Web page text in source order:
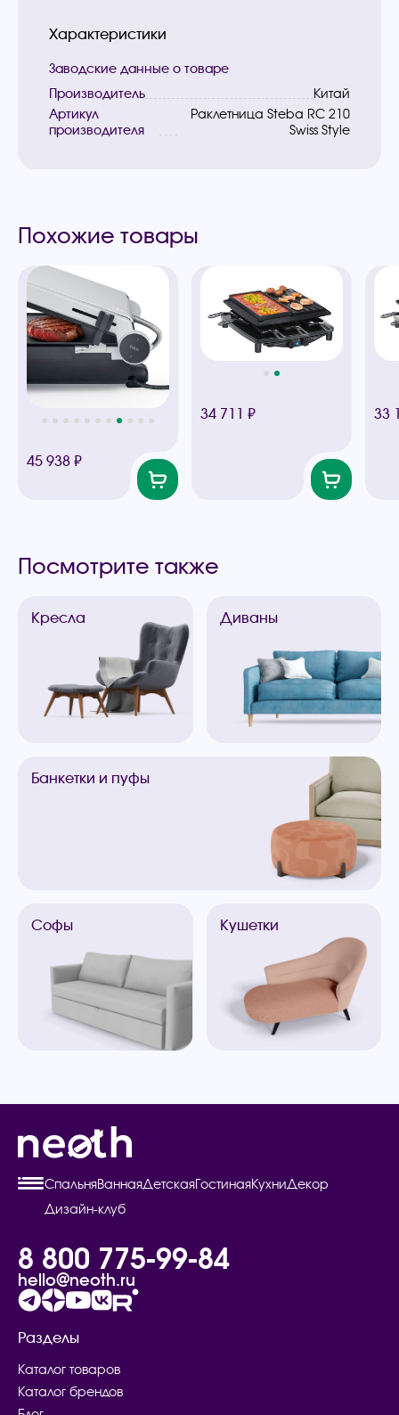
Характеристики
Заводские данные о товаре
Производитель
Китай
Артикул
производителя
Раклетница Steba RC 210
Swiss Style
Похожие товары
45 938 ₽
34 711 ₽ 33
Посмотрите также
Кресла Диваны
Банкетки и пуфы
Софы Кушетки
СпальняВаннаяДетскаяГостинаяКухниДекор
Дизайн-клуб
8 800 775-99-84
hello@neoth.ru
Разделы
Каталог товаров
Каталог брендов